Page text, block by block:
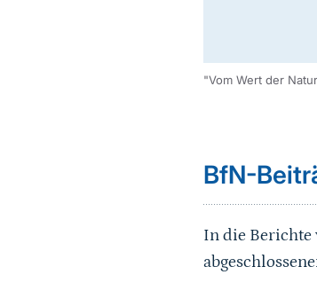
"Vom Wert der
BfN-
In die Berichte